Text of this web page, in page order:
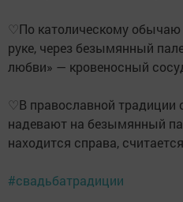
♡По католическому обычаю
руке, через безымянный
любви» — кровеносный
♡В православной традиции
надевают на безымянный
находится справа,
#свадьбатрадиции